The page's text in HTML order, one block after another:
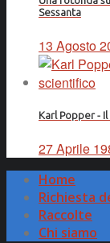
Sessanta
13 Agosto
Karl Popper -
27 Aprile
Home
Richiesta
Raccolte
Chi siamo